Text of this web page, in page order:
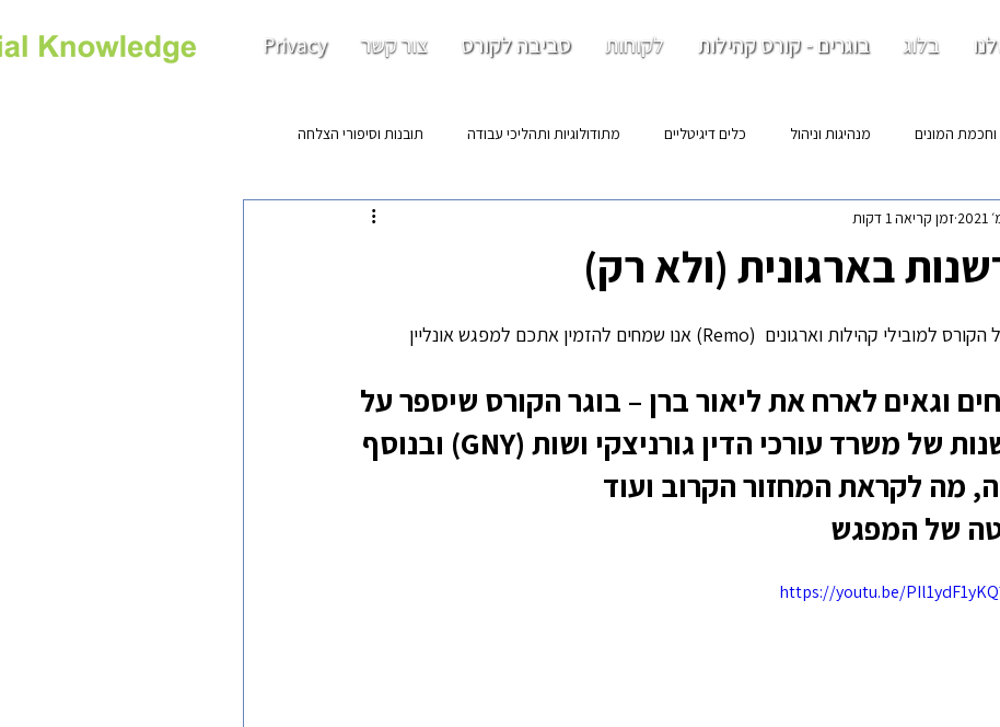
בלוג בוגרים - קורס קהילות לקוחות סביבה לקורס צור קשר Privacy
וחכמת המונים מנהיגות וניהול כלים דיגיטליים מתודולוגיות ותהליכי עבודה תובנות וסיפורי הצלחה
בארגונית (ולא רק)
זמן קריאה 1 דקות
לקראת המחזור הבא של הקורס למובילי קהילות וארגונים  (Remo) אנו שמחים להזמין אתכם למפגש אונליין
וגאים לארח את ליאור ברן – בוגר הקורס שיספר על
הקהילת החדשנות של משרד עורכי הדין גורניצקי ושות (GNY) ובנוסף
מה לקראת המחזור הקרוב ועוד
של המפגש
https://youtu.be/